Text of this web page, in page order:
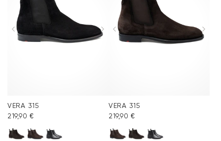
VERA 315
219,90 €
VERA 315
219,90 €